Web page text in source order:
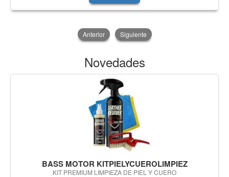
Anterior Siguiente
Novedades
BASS MOTOR KITPIELYCUEROLIMPIEZ
KIT PREMIUM LIMPIEZA DE PIEL Y CUERO